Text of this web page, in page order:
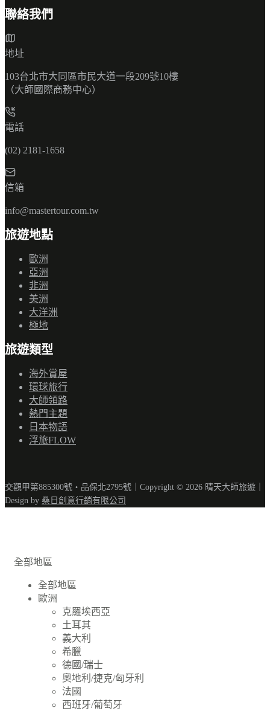
聯絡我們
地址
103台北市大同區市民大道一段209號10樓
（大師國際商務中心）
電話
(02) 2181-1658
信箱
info@mastertour.com.tw
旅遊地點
歐洲
亞洲
非洲
美洲
大洋洲
極地
旅遊類型
海外賞屋
環球旅行
大師領路
熱門主題
日本物語
浮旅FLOW
交觀甲第885300號‧品保北2795號｜Copyright © 2026 晴天大師旅遊｜
Design by 桑日創意行銷有限公司
全部地區
全部地區
歐洲
克羅埃西亞
土耳其
義大利
希臘
德國/瑞士
奧地利/捷克/匈牙利
法國
西班牙/葡萄牙